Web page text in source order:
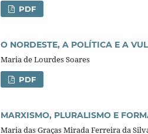
PDF
O NORDESTE, A POLÍTICA E A
Maria de Lourdes Soares
PDF
MARXISMO, PLURALISMO E
Maria das Graças Mirada Ferreira da